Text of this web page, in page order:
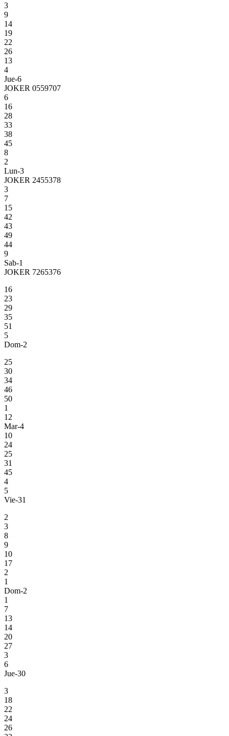
3
9
14
19
22
26
13
4
Jue-6
JOKER 0559707
6
16
28
33
38
45
8
2
Lun-3
JOKER 2455378
3
7
15
42
43
49
44
9
Sab-1
JOKER 7265376
16
23
29
35
51
5
Dom-2
25
30
34
46
50
1
12
Mar-4
10
24
25
31
45
4
5
Vie-31
2
3
8
9
10
17
2
1
Dom-2
1
7
13
14
20
27
3
6
Jue-30
3
18
22
24
26